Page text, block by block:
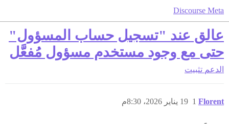
Discourse Meta
عالق عند "تسجيل حساب المسؤول"
حتى مع وجود مستخدم مسؤول مُفعَّل
الدعم تثبيت
Florent 19 يناير 2026، 8:30م 1